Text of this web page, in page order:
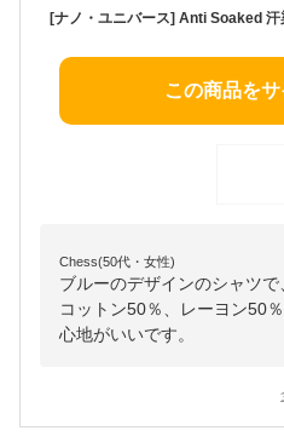
この商品を
Chess(50代・女性)
ブルーのデザインのシャツで
コットン50％、レーヨン50
心地がいいです。